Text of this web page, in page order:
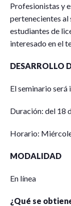
Profesionistas y
pertenecientes al
estudiantes de
interesado en el
DESARROLLO
El seminario será
Duración: del 18
Horario:
MODALIDAD
En línea
¿Qué se